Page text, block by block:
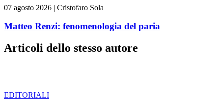
07 agosto 2026 | Cristofaro Sola
Matteo Renzi: fenomenologia del paria
Articoli dello stesso autore
EDITORIALI